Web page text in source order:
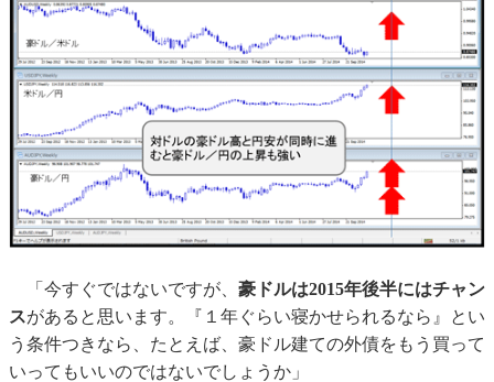
「今すぐではないですが、 豪ドルは2015年後半にはチャン
スがあると思います。『１年ぐらい寝かせられるなら』とい
う条件つきなら、たとえば、豪ドル建ての外債をもう買って
いってもいいのではないでしょうか」